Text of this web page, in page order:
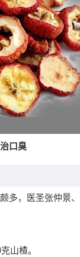
口臭
多，医圣张仲景
山楂。